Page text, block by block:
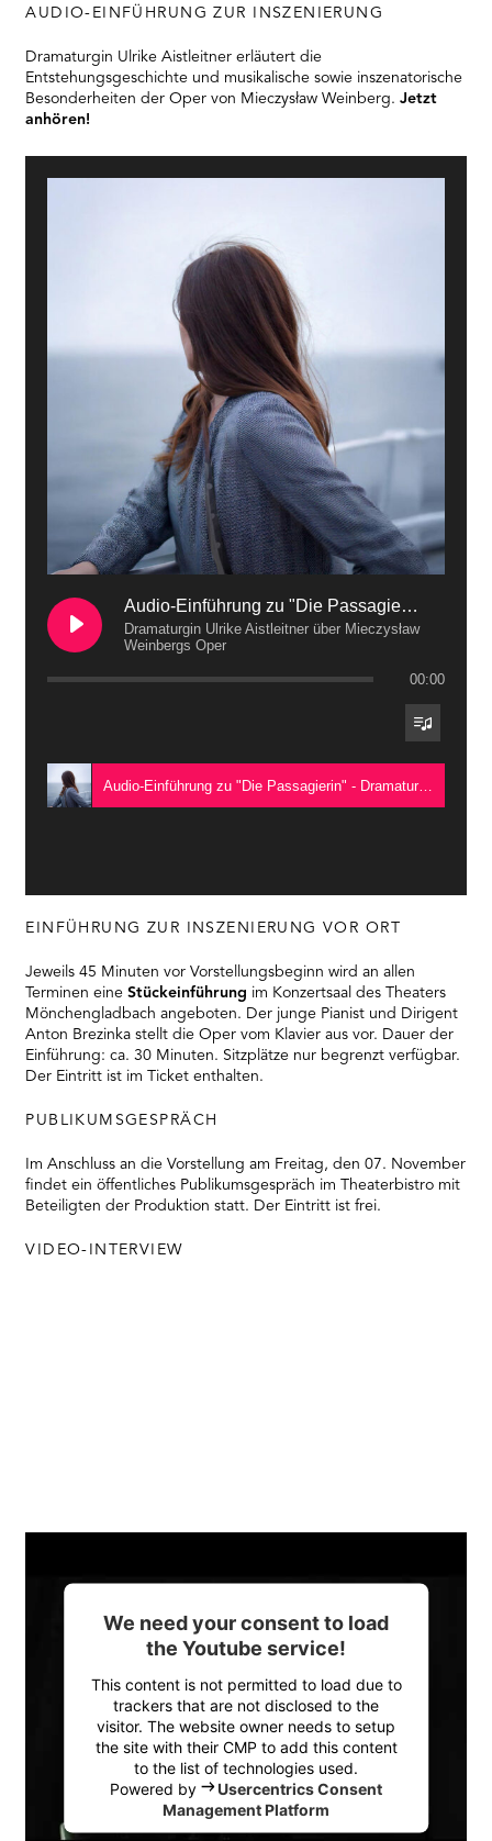
AUDIO-EINFÜHRUNG ZUR INSZENIERUNG
Dramaturgin Ulrike Aistleitner erläutert die
Entstehungsgeschichte und musikalische sowie inszenatorische
Besonderheiten der Oper von Mieczysław Weinberg. Jetzt
anhören!
Audio-Einführung zu "Die Passagierin"
Dramaturgin Ulrike Aistleitner über Mieczysław
Weinbergs Oper
00:00
Audio-Einführung zu "Die Passagierin" - Dramaturgin Ulrike Aistleitner über Mieczysław Weinbergs Oper
EINFÜHRUNG ZUR INSZENIERUNG VOR ORT
Jeweils 45 Minuten vor Vorstellungsbeginn wird an allen
Terminen eineStückeinführung im Konzertsaal des Theaters
Mönchengladbach angeboten. Der junge Pianist und Dirigent
Anton Brezinka stellt die Oper vom Klavier aus vor. Dauer der
Einführung: ca. 30 Minuten. Sitzplätze nur begrenzt verfügbar.
Der Eintritt ist im Ticket enthalten.
PUBLIKUMSGESPRÄCH
Im Anschluss an die Vorstellung am Freitag, den 07. November
findet ein öffentliches Publikumsgespräch im Theaterbistro mit
Beteiligten der Produktion statt. Der Eintritt ist frei.
VIDEO-INTERVIEW
We need your consent to load
the Youtube service!
This content is not permitted to load due to
trackers that are not disclosed to the
visitor. The website owner needs to setup
the site with their CMP to add this content
to the list of technologies used.
Powered by
Usercentrics Consent
Management Platform